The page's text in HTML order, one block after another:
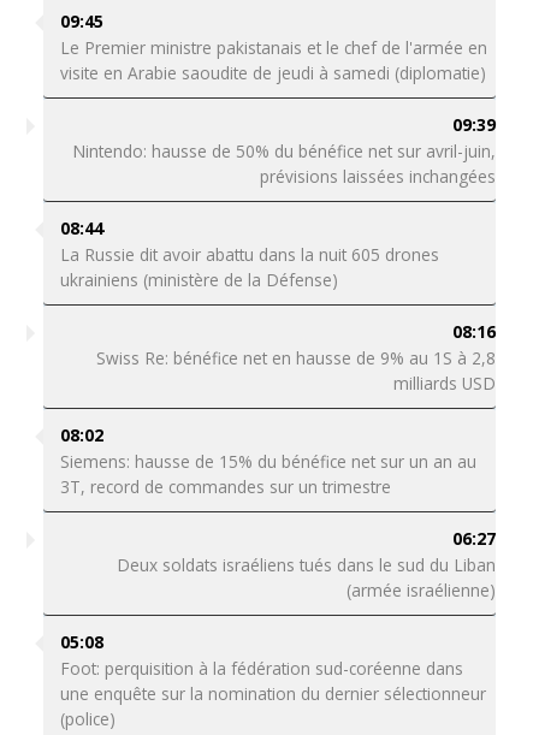
09:45
Le Premier ministre pakistanais et le chef de l'armée en
visite en Arabie saoudite de jeudi à samedi (diplomatie)
09:39
Nintendo: hausse de 50% du bénéfice net sur avril-juin,
prévisions laissées inchangées
08:44
La Russie dit avoir abattu dans la nuit 605 drones
ukrainiens (ministère de la Défense)
08:16
Swiss Re: bénéfice net en hausse de 9% au 1S à 2,8
milliards USD
08:02
Siemens: hausse de 15% du bénéfice net sur un an au
3T, record de commandes sur un trimestre
06:27
Deux soldats israéliens tués dans le sud du Liban
(armée israélienne)
05:08
Foot: perquisition à la fédération sud-coréenne dans
une enquête sur la nomination du dernier sélectionneur
(police)